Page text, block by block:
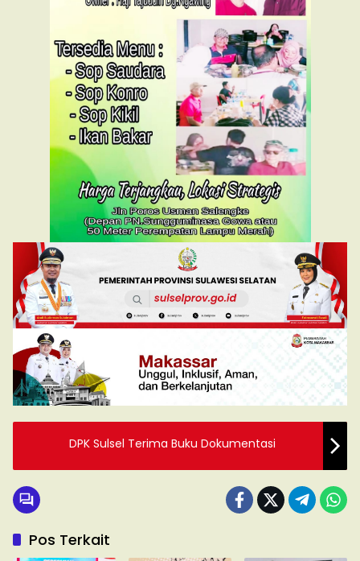
DPK Sulsel Terima Buku Dokumentasi
Pos Terkait